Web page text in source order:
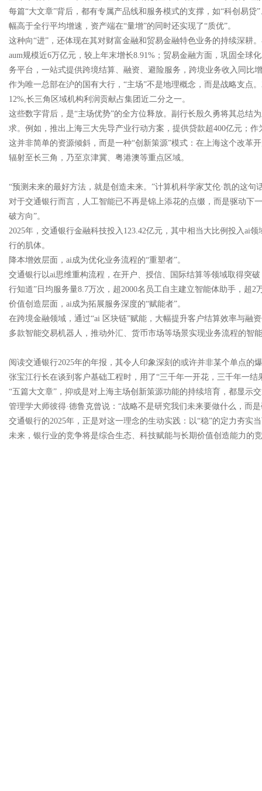
每篇“大文章”背后，都有专属产品线和服务模式的支撑，如“科创易
幅高于全行平均增速，资产端在“量增”的同时还实现了“质优”。
这种向“进”，还体现在其对财富金融和贸易金融特色业务的持续深耕
aum规模近6万亿元，较上年末增长8.91%；贸易金融方面，巩固全
务平台，一站式提供跨境结算、融资、避险服务，跨境业务收入同比
作为唯一总部在沪的国有大行，“主场”不是地理概念，而是战略支点
12%,长三角区域机构利润贡献占集团近二分之一。
这些数字背后，是“主场优势”的全方位释放。副行长殷久勇将其总结
求。例如，推出上海三大先导产业行动方案，提供贷款超400亿元；
这并非简单的资源倾斜，而是一种“创新策源”模式：在上海这个改革
辐射至长三角，乃至京津冀、粤港澳等重点区域。
“预测未来的最好方法，就是创造未来。”计算机科学家艾伦·凯的这
对于交通银行而言，人工智能已不再是锦上添花的点缀，而是驱动下
破方向”。
2025年，交通银行金融科技投入123.42亿元，其中相当大比例投入ai
行的肌体。
降本增效层面，ai成为优化业务流程的“重塑者”。
交通银行以ai思维重构流程，在开户、授信、国际结算等领域取得突
行知道”日均服务量8.7万次，超2000名员工自主建立智能体助手，超2
价值创造层面，ai成为拓展服务深度的“赋能者”。
在跨境金融领域，通过“ai 区块链”赋能，大幅提升客户结算效率与
多款智能交易机器人，推动外汇、货币市场等场景实现业务流程的智
阅读交通银行2025年的年报，其令人印象深刻的或许并非某个单点的
张宝江行长在谈到客户基础工程时，用了“三千年一开花，三千年一
“五篇大文章”，抑或是对上海主场创新策源功能的持续培育，都显示
管理学大师彼得·德鲁克曾说：“战略不是研究我们未来要做什么，而
交通银行的2025年，正是对这一理念的生动实践：以“稳”的定力夯实
未来，银行业的竞争将是综合生态、科技赋能与长期价值创造能力的